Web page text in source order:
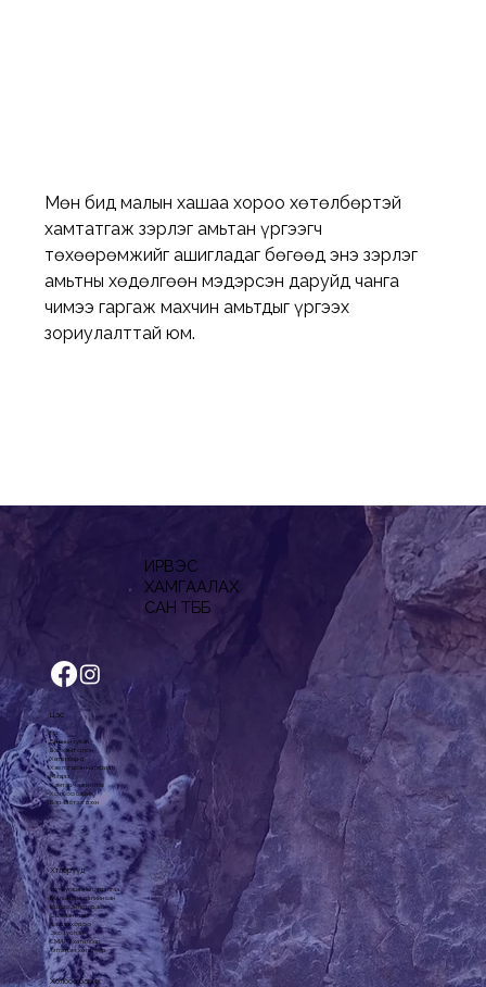
Мөн бид малын хашаа хороо хөтөлбөртэй
хамтатгаж зэрлэг амьтан үргээгч
төхөөрөмжийг ашигладаг бөгөөд энэ зэрлэг
амьтны хөдөлгөөн мэдэрсэн даруйд чанга
чимээ гаргаж махчин амьтдыг үргээх
зориулалттай юм.
ИРВЭС
ХАМГААЛАХ
САН ТББ
Цэс
Нүүр
Бидний тухай
Баг, хамт олон
Хөтөлбөрүүд
Хэвлэгдсэн материал
Мэдээ
Хамтарч ажиллах
Холбоо барих
Бараа бүтээгдэхүүн
Хөтөлбөрүүд
Урт хугацааны судалгаа
Малын эрсдэлийн сан
Ирвэс Энтерпрайз
Сүү цагаан идээ
Хашаа хороо
Эко зуслан
СМАРТ хөтөлбөр
Тэтгэлэгт хөтөлбөр
Холбоо барих